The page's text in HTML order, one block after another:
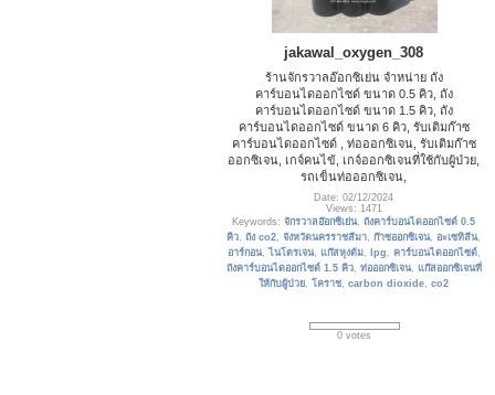
jakawal_oxygen_308
ร้านจักรวาลอ๊อกซิเย่น จำหน่าย ถัง
คาร์บอนไดออกไซด์ ขนาด 0.5 คิว, ถัง
คาร์บอนไดออกไซด์ ขนาด 1.5 คิว, ถัง
คาร์บอนไดออกไซด์ ขนาด 6 คิว, รับเติมก๊าซ
คาร์บอนไดออกไซด์ , ท่อออกซิเจน, รับเติมก๊าซ
ออกซิเจน, เกจ์คนไข้, เกจ์ออกซิเจนที่ใช้กับผู้ป่วย,
รถเข็นท่อออกซิเจน,
Date: 02/12/2024
Views: 1471
Keywords:จักรวาลอ๊อกซิเย่น,ถังคาร์บอนไดออกไซด์ 0.5
คิว,ถัง co2,จังหวัดนครราชสีมา,ก๊าซออกซิเจน, อะเซทิลีน,
อาร์กอน, ไนโตรเจน, แก๊สหุงต้ม, lpg , คาร์บอนไดออกไซด์,
ถังคาร์บอนไดออกไซด์ 1.5 คิว, ท่อออกซิเจน, แก๊สออกซิเจนที่
ให้กับผู้ป่วย,โคราช,carbon dioxide,co2
0 votes